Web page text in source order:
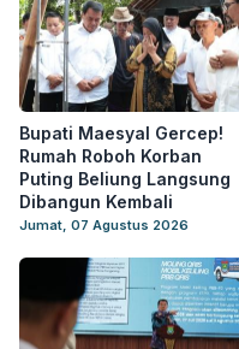
Bupati Maesyal Gercep!
Rumah Roboh Korban
Puting Beliung Langsung
Dibangun Kembali
Jumat, 07 Agustus 2026